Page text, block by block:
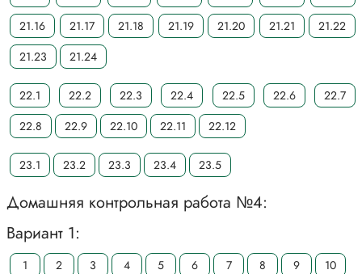
21.16
21.17 21.18 21.19 21.20 21.21
21.22
21.23
21.24
22.1 22.2 22.3 22.4 22.5 22.6
22.7
22.8
22.9 22.10 22.11 22.12
23.1 23.2 23.3 23.4 23.5
Домашняя контрольная работа №4:
Вариант 1:
1 2 3 4 5 6 7 8 9 10